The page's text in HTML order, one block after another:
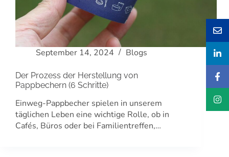
September 14, 2024 Blogs
Der Prozess der Herstellung von
Pappbechern (6 Schritte)
Einweg-Pappbecher spielen in unserem
täglichen Leben eine wichtige Rolle, ob in
Cafés, Büros oder bei Familientreffen,…